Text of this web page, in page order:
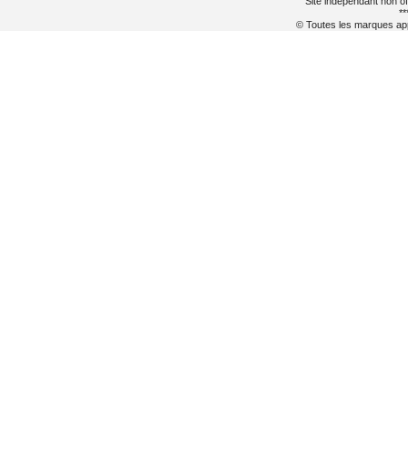
© Toutes les marques